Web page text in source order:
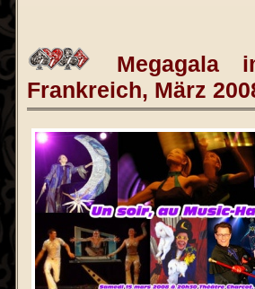
Frankreich, März